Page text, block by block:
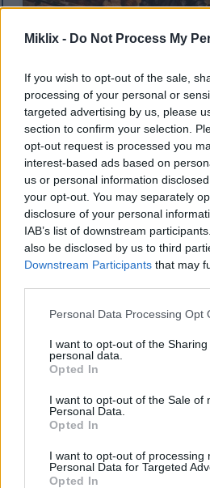
Miklix - Do Not Process My
If you wish to opt-out of the sale,
processing of your personal or
targeted advertising by us, please
section to confirm your selection.
opt-out request is processed you
interest-based ads based on
us or personal information
your opt-out. You may separately
disclosure of your personal
IAB’s list of downstream
also be disclosed by us to third
Downstream Participants that may
Please note that this website/app
not limited to your visit or usage
grant or deny consent to Google
use your data for below specified
consent section.
Personal Data Processing Opt
I want to opt-out of the
personal data.
Opted In
I want to opt-out of the Sale of
Personal Data.
Opted In
I want to opt-out of processing
Personal Data for Targeted
Opted In
レッドメイン城の燃える中庭で
身に着けた汚れた者が、剣と盾
ン・ウォリアーとクルーシブル
いるアニメ風のイ
画像をクリックまたはタップする
表示されま
レッドメイン城の廃墟となった